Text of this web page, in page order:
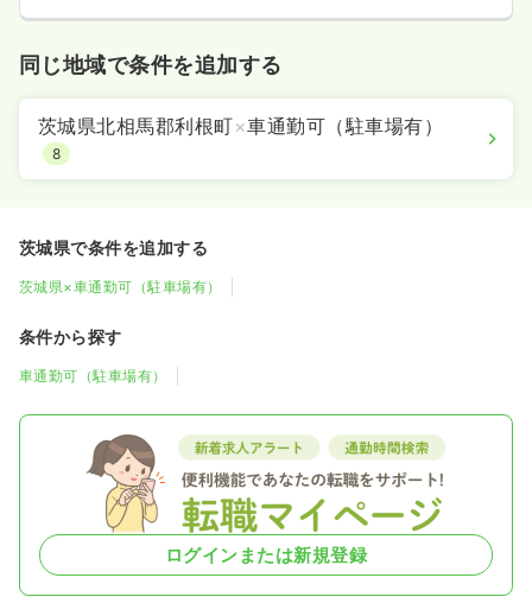
同じ地域で条件を追加する
茨城県北相馬郡利根町×車通勤可（駐車場有）
8
茨城県で条件を追加する
茨城県×車通勤可（駐車場有）
条件から探す
車通勤可（駐車場有）
ログインまたは新規登録